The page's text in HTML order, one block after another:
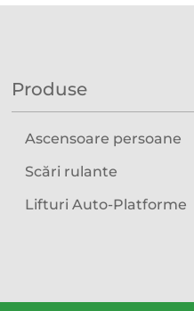
Produse
Ascensoare persoane
Scări rulante
Lifturi Auto-Platforme